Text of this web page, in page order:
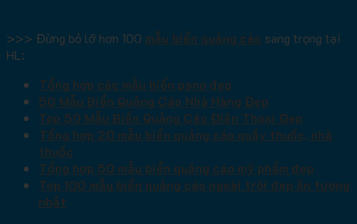
>>> Đừng bỏ lỡ hơn 100 mẫu biển quảng cáo sang trọng tại
HL:
Tổng hợp các mẫu biển pano đẹp
50 Mẫu Biển Quảng Cáo Nhà Hàng Đẹp
Top 50 Mẫu Biển Quảng Cáo Điện Thoại Đẹp
Tổng hợp 20 mẫu biển quảng cáo quầy thuốc, nhà
thuốc
Tổng hợp 50 mẫu biển quảng cáo mỹ phẩm đẹp
Top 100 mẫu biển quảng cáo ngoài trời đẹp ấn tượng
nhất